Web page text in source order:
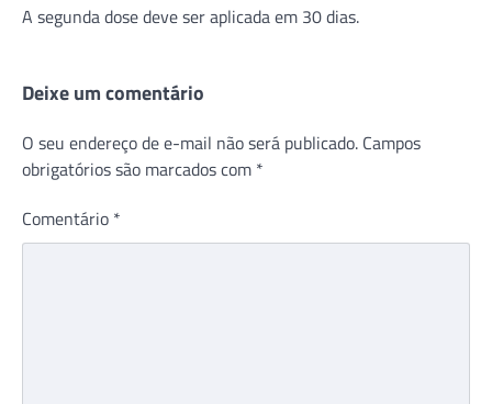
A segunda dose deve ser aplicada em 30 dias.
Deixe um comentário
O seu endereço de e-mail não será publicado. Campos
obrigatórios são marcados com *
Comentário *